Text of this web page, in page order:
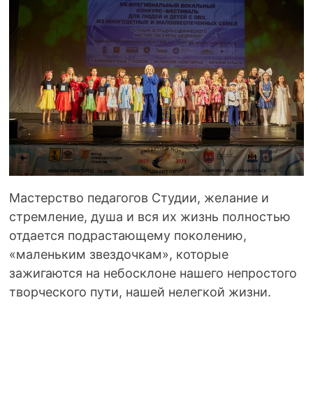
Мастерство педагогов Студии, желание и
стремление, душа и вся их жизнь полностью
отдается подрастающему поколению,
«маленьким звездочкам», которые
зажигаются на небосклоне нашего непростого
творческого пути, нашей нелегкой жизни.